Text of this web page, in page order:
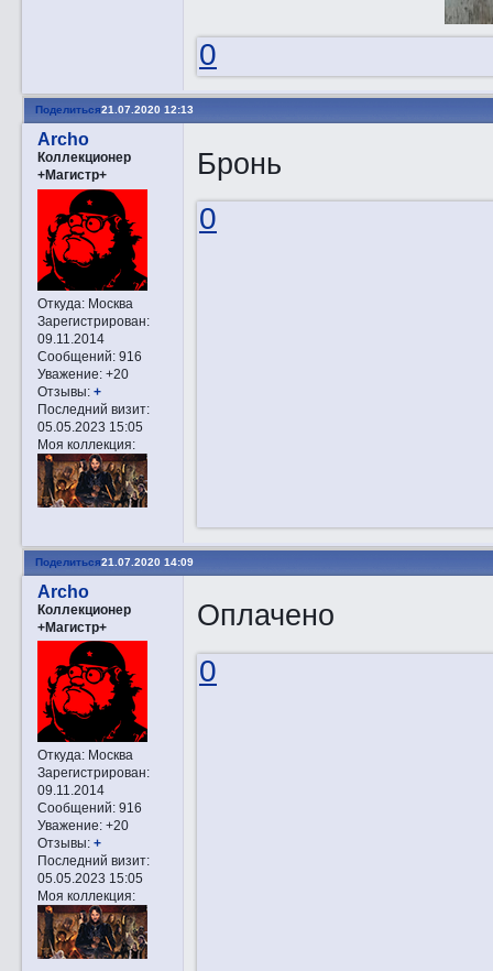
0
Поделиться21.07.2020 12:13
Archo
Коллекционер
+Магистр+
Откуда:Москва
Зарегистрирован:
09.11.2014
Сообщений:916
Уважение: +20
Отзывы: +
Последний визит:
05.05.2023 15:05
Моя коллекция:
Бронь
0
Поделиться21.07.2020 14:09
Archo
Коллекционер
+Магистр+
Откуда:Москва
Зарегистрирован:
09.11.2014
Сообщений:916
Уважение: +20
Отзывы: +
Последний визит:
05.05.2023 15:05
Моя коллекция:
Оплачено
0